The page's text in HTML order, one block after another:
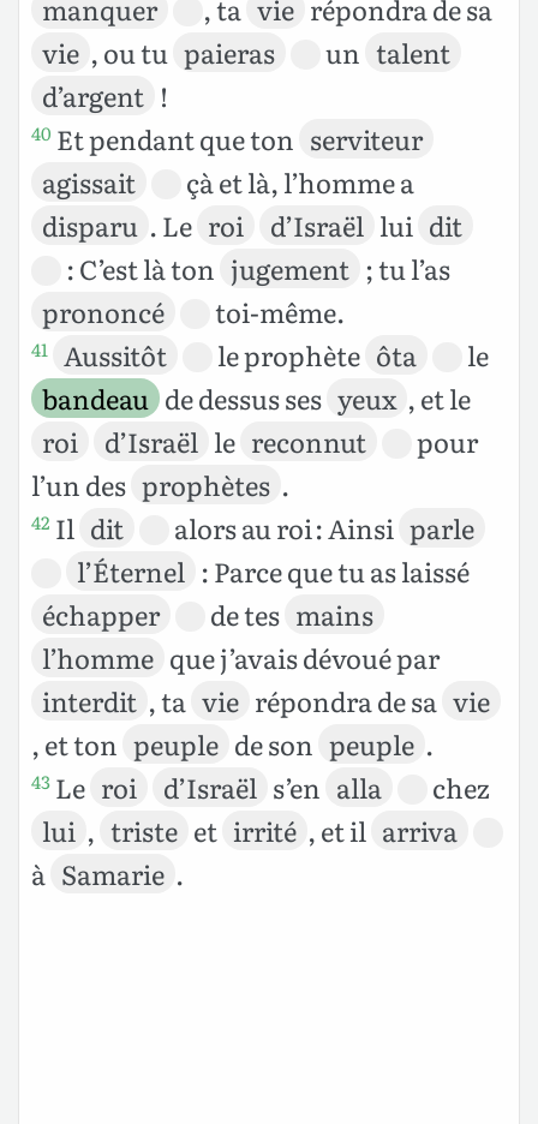
manquer
, ta vie répondra de sa
vie , ou tu paieras un talent
d’argent !
40 Et pendant que ton serviteur
agissait
çà et là, l’homme a
disparu . Le roi d’Israël lui dit
: C’est là ton jugement ; tu l’as
prononcé
toi-même.
41 Aussitôt le prophète ôta
le
bandeau de dessus ses yeux , et le
roi
d’Israël le reconnut
pour
l’un des prophètes .
42 Il dit alors au roi : Ainsi parle
l’Éternel : Parce que tu as laissé
échapper
de tes mains
l’homme que j’avais dévoué par
interdit , ta vie répondra de sa vie
, et ton peuple de son peuple .
43 Le roi d’Israël s’en alla
chez
lui , triste et irrité , et il arriva
à Samarie .